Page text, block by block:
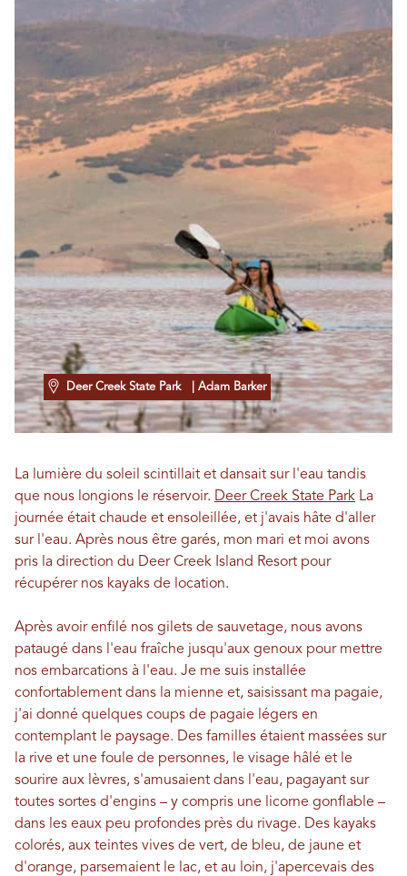
Deer Creek State Park | Adam Barker
La lumière du soleil scintillait et dansait sur l'eau tandis
que nous longions le réservoir. Deer Creek State Park La
journée était chaude et ensoleillée, et j'avais hâte d'aller
sur l'eau. Après nous être garés, mon mari et moi avons
pris la direction du Deer Creek Island Resort pour
récupérer nos kayaks de location.
Après avoir enfilé nos gilets de sauvetage, nous avons
pataugé dans l'eau fraîche jusqu'aux genoux pour mettre
nos embarcations à l'eau. Je me suis installée
confortablement dans la mienne et, saisissant ma pagaie,
j'ai donné quelques coups de pagaie légers en
contemplant le paysage. Des familles étaient massées sur
la rive et une foule de personnes, le visage hâlé et le
sourire aux lèvres, s'amusaient dans l'eau, pagayant sur
toutes sortes d'engins – y compris une licorne gonflable –
dans les eaux peu profondes près du rivage. Des kayaks
colorés, aux teintes vives de vert, de bleu, de jaune et
d'orange, parsemaient le lac, et au loin, j'apercevais des